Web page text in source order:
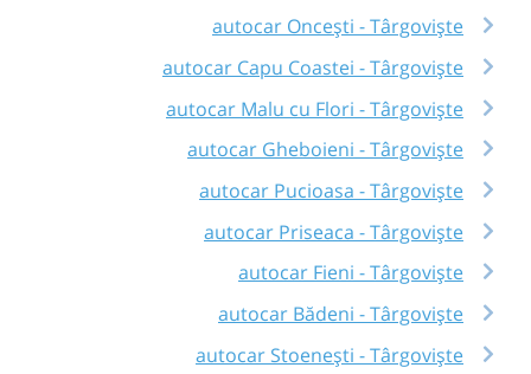
autocar Oncești - Târgoviște
autocar Capu Coastei - Târgoviște
autocar Malu cu Flori - Târgoviște
autocar Gheboieni - Târgoviște
autocar Pucioasa - Târgoviște
autocar Priseaca - Târgoviște
autocar Fieni - Târgoviște
autocar Bădeni - Târgoviște
autocar Stoenești - Târgoviște